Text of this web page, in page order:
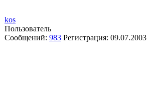
kos
Пользователь
Сообщений: 983 Регистрация: 09.07.2003